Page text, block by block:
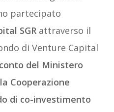
partecipato
SGRattraverso il
di Venture Capital
del Ministero
Cooperazione
di co-investimento